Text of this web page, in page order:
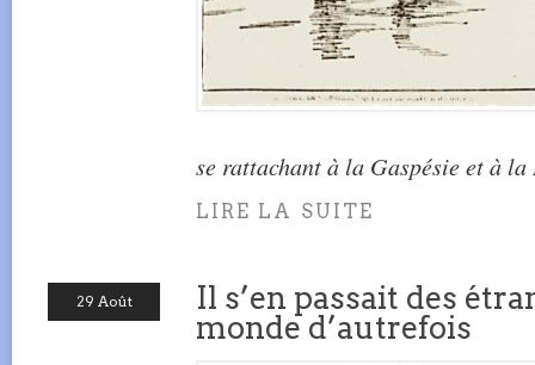
se rattachant à la Gaspésie et à
LIRE LA SUITE
29 Août
Il s’en passait des
monde d’autrefois